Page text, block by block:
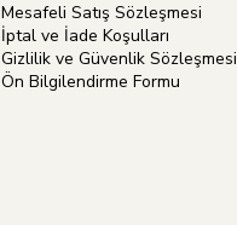
Mesafeli Satış Sözleşmesi
İptal ve İade Koşulları
Gizlilik ve Güvenlik Sözleşmesi
Ön Bilgilendirme Formu